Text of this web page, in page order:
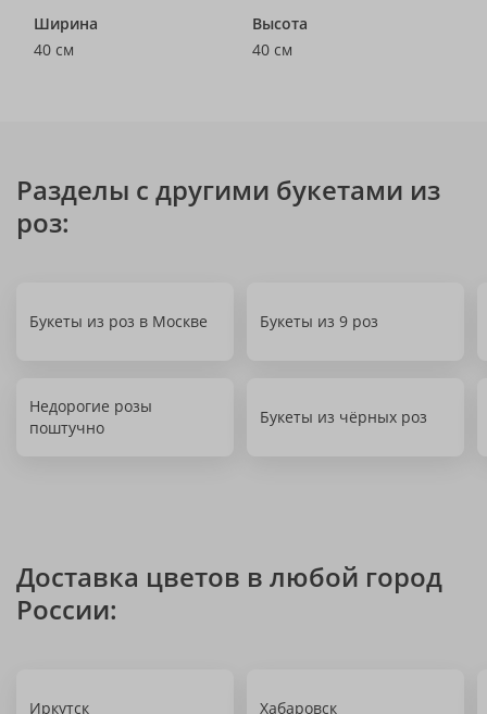
Ширина
40 см
Высота
40 см
Разделы с другими букетами из
роз:
Букеты из роз в Москве Букеты из 9 роз
Недорогие розы
поштучно
Букеты из чёрных роз
Доставка цветов в любой город
России:
Иркутск Хабаровск